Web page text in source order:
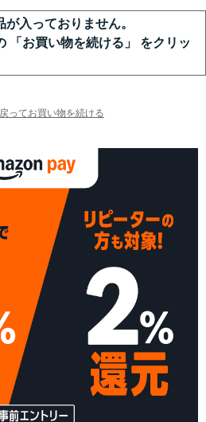
入っておりません。
「お買い物を続ける」 をクリッ